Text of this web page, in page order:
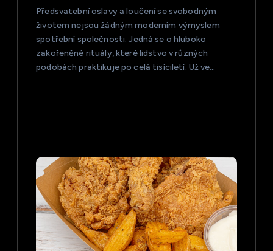
Předsvatební oslavy a loučení se svobodným
životem nejsou žádným moderním výmyslem
spotřební společnosti. Jedná se o hluboko
zakořeněné rituály, které lidstvo v různých
podobách praktikuje po celá tisíciletí. Už ve…